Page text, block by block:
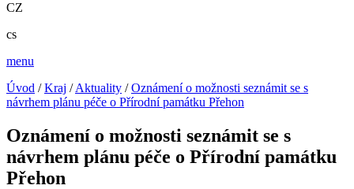
CZ
cs
menu
Úvod /Kraj /Aktuality /Oznámení o možnosti seznámit se s
návrhem plánu péče o Přírodní památku Přehon
Oznámení o možnosti seznámit se s
návrhem plánu péče o Přírodní památku
Přehon